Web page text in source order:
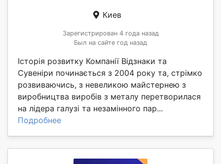
Киев
Зарегистрирован 4 года назад
Был на сайте год назад
Історія розвитку Компанії Відзнаки та
Сувеніри починається з 2004 року та, стрімко
розвиваючись, з невеликою майстернею з
виробництва виробів з металу перетворилася
на лідера галузі та незамінного пар...
Подробнее